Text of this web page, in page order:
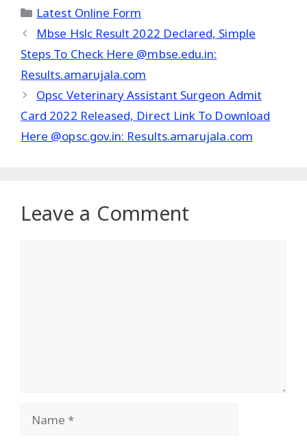
Categories
Latest Online Form
Mbse Hslc Result 2022 Declared, Simple
Steps To Check Here @mbse.edu.in:
Results.amarujala.com
Opsc Veterinary Assistant Surgeon Admit
Card 2022 Released, Direct Link To Download
Here @opsc.gov.in: Results.amarujala.com
Leave a Comment